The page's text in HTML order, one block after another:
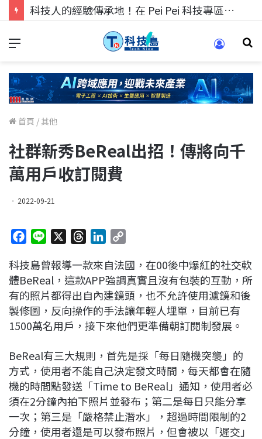
科技人的經驗傳承地！在 Pei Pei 科技專區，與學弟妹交流最硬核的技術
首頁 /其他
社群新秀BeReal出招！傳將向千
萬用戶收訂閱費
2022-09-21
c
e
b
o
o
n
e
r
e
a
d
s
n
k
e
d
I
p
y
L
i
n
科技島曾報導一款來自法國，在00後中爆紅的社交軟
體BeReal，這款APP強調真實且沒有包裝的互動，所
有的照片都得出自內建鏡頭，也不允許使用濾鏡和後
製修圖，反向操作的手法讓年輕人埋單，目前已有
1500萬名用戶，接下來他們更準備朝訂閱制發展。
BeReal有三大規則，首先是採「每日隨機突襲」的
方式，使用者不能自己決定發文時間，每天都會在隨
機的時間點發送「Time to BeReal」通知，使用者必
須在2分鐘內拍下照片並發布；第二是每日只能分享
一次；第三是「嚴格禁止潛水」，超過時間限制的2
分鐘，使用者還是可以發布照片，但會被以「遲交」